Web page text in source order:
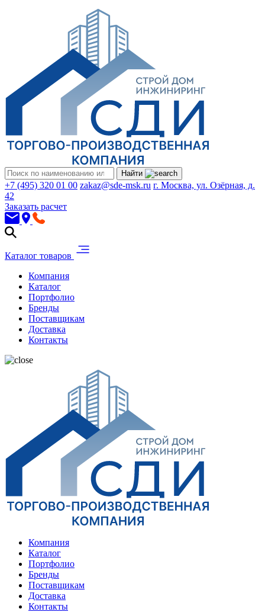
Найти
+7 (495) 320 01 00 zakaz@sde-msk.ru г. Москва, ул. Озёрная, д.
42
Заказать расчет
Каталог товаров
Компания
Каталог
Портфолио
Бренды
Поставщикам
Доставка
Контакты
Компания
Каталог
Портфолио
Бренды
Поставщикам
Доставка
Контакты